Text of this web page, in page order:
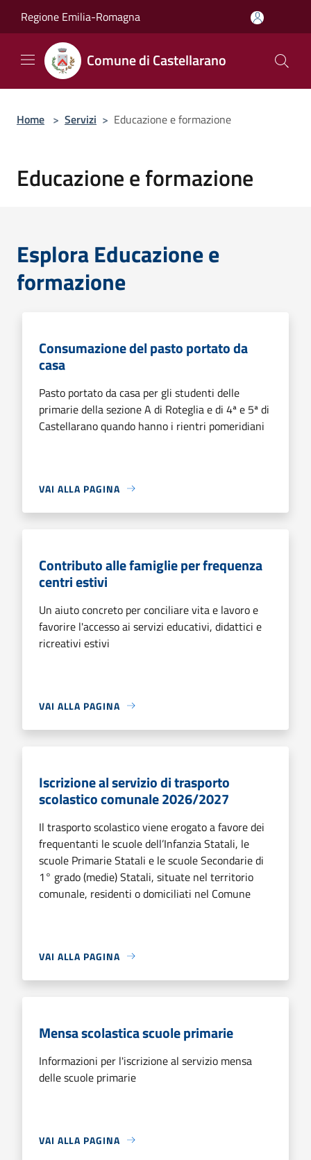
Regione Emilia-Romagna
Comune di Castellarano
Home > Servizi > Educazione e formazione
Educazione e formazione
Esplora Educazione e
formazione
Consumazione del pasto portato da
casa
Pasto portato da casa per gli studenti delle
primarie della sezione A di Roteglia e di 4ª e 5ª di
Castellarano quando hanno i rientri pomeridiani
VAI ALLA PAGINA
Contributo alle famiglie per frequenza
centri estivi
Un aiuto concreto per conciliare vita e lavoro e
favorire l'accesso ai servizi educativi, didattici e
ricreativi estivi
VAI ALLA PAGINA
Iscrizione al servizio di trasporto
scolastico comunale 2026/2027
Il trasporto scolastico viene erogato a favore dei
frequentanti le scuole dell’Infanzia Statali, le
scuole Primarie Statali e le scuole Secondarie di
1° grado (medie) Statali, situate nel territorio
comunale, residenti o domiciliati nel Comune
VAI ALLA PAGINA
Mensa scolastica scuole primarie
Informazioni per l'iscrizione al servizio mensa
delle scuole primarie
VAI ALLA PAGINA